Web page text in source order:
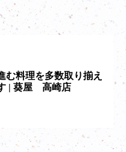
む料理を多数取り揃え
| 葵屋 高崎店